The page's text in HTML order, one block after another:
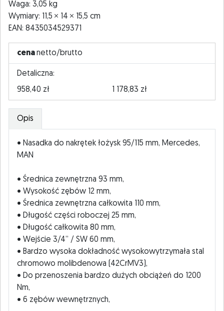
Waga: 3,05 kg
Wymiary: 11,5
14
15,5 cm
EAN: 8435034529371
cenanetto/brutto
Detaliczna:
958,40 zł
1 178,83 zł
Opis
• Nasadka do nakrętek łożysk 95/115 mm, Mercedes,
MAN
• Średnica zewnętrzna 93 mm,
• Wysokość zębów 12 mm,
• Średnica zewnętrzna całkowita 110 mm,
• Długość części roboczej 25 mm,
• Długość całkowita 80 mm,
• Wejście 3/4” / SW 60 mm,
• Bardzo wysoka dokładność wysokowytrzymała stal
chromowo molibdenowa (42CrMV3),
• Do przenoszenia bardzo dużych obciążeń do 1200
Nm,
• 6 zębów wewnętrznych,